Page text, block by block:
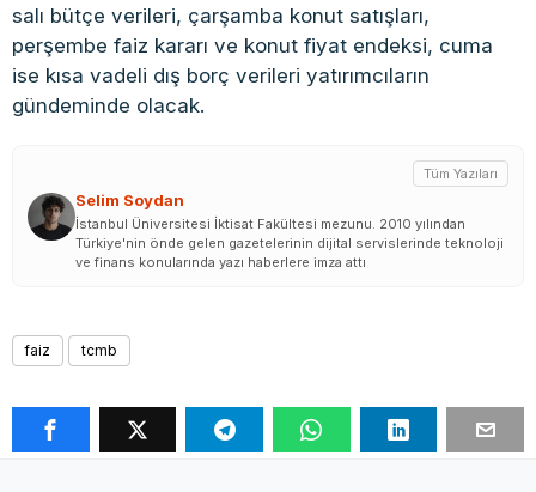
salı bütçe verileri, çarşamba konut satışları,
perşembe faiz kararı ve konut fiyat endeksi, cuma
ise kısa vadeli dış borç verileri yatırımcıların
gündeminde olacak.
Selim Soydan
Tüm Yazıları
İstanbul Üniversitesi İktisat Fakültesi mezunu. 2010 yılından
Türkiye'nin önde gelen gazetelerinin dijital servislerinde teknoloji
ve finans konularında yazı haberlere imza attı
faiz tcmb